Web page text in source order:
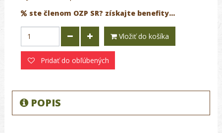
ste členom OZP SR? získajte benefity...
Vložiť do košíka
Pridať do obľúbených
POPIS